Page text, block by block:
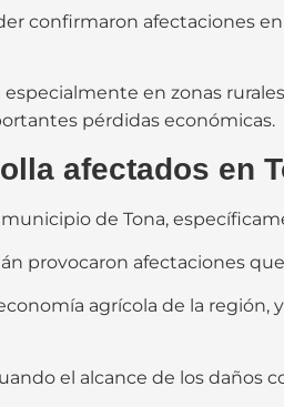
confirmaron afectaciones
en zonas
pérdidas económicas.
afectados en
de Tona,
provocaron afectaciones
agrícola de la
el alcance de los daños